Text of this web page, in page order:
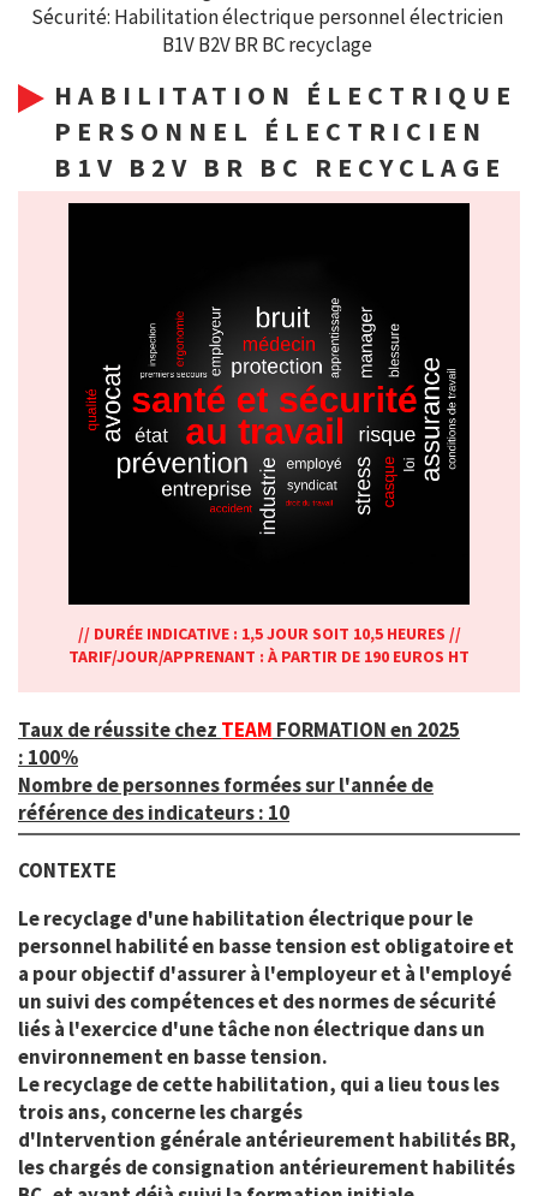
Sécurité: Habilitation électrique personnel électricien
B1V B2V BR BC recyclage
HABILITATION ÉLECTRIQUE
PERSONNEL ÉLECTRICIEN
B1V B2V BR BC RECYCLAGE
// DURÉE INDICATIVE : 1,5 JOUR SOIT 10,5 HEURES //
TARIF/JOUR/APPRENANT : À PARTIR DE 190 EUROS HT
Taux de réussite chez TEAM FORMATION en 2025
: 100%
Nombre de personnes formées sur l'année de
référence des indicateurs : 10
CONTEXTE
Le recyclage d'une habilitation électrique pour le
personnel habilité en basse tension est obligatoire et
a pour objectifd'assurer à l'employeur et à l'employé
un suivi des compétences et des normes de sécurité
liés à l'exercice d'une tâchenon électrique dans un
environnement en basse tension.
Le recyclage de cette habilitation, qui a lieu tous les
trois ans, concerne les chargés
d'Intervention générale antérieurement habilités BR,
les chargés de consignation antérieurement habilités